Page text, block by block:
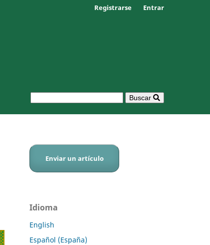
Buscar
Registrarse Entrar
Enviar un artículo
Idioma
English
Español (España)